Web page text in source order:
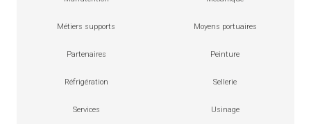
Métiers supports Moyens portuaires
Partenaires Peinture
Réfrigération Sellerie
Services Usinage